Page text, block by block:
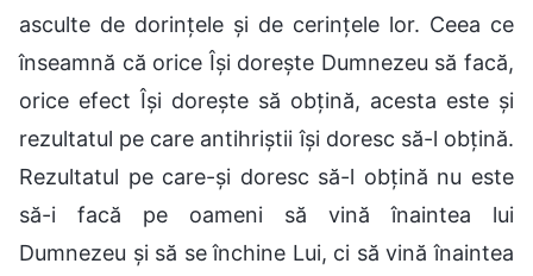
asculte de dorințele și de cerințele lor. Ceea ce
înseamnă că orice Își dorește Dumnezeu să facă,
orice efect Își dorește să obțină, acesta este și
rezultatul pe care antihriștii își doresc să-l obțină.
Rezultatul pe care-și doresc să-l obțină nu este
să-i facă pe oameni să vină înaintea lui
Dumnezeu și să se închine Lui, ci să vină înaintea